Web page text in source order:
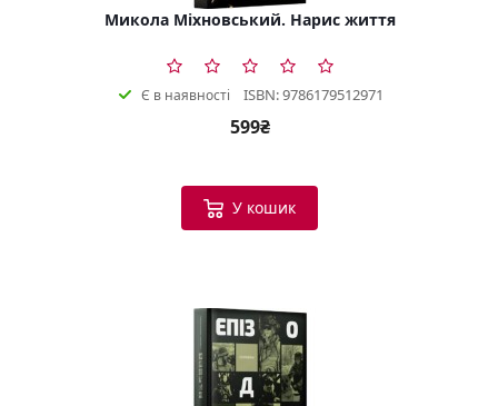
Микола Міхновський. Нарис життя
Є в наявності ISBN: 9786179512971
599₴
У кошик